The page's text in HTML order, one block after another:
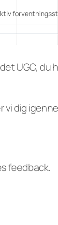
UGC, du
dig
feedback.